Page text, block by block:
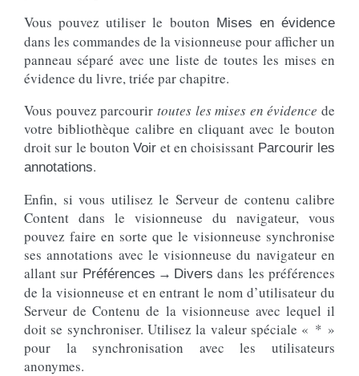
Vous pouvez utiliser le bouton Mises en évidence
dans les commandes de la visionneuse pour afficher un
panneau séparé avec une liste de toutes les mises en
évidence du livre, triée par chapitre.
Vous pouvez parcourir toutes les mises en évidence de
votre bibliothèque calibre en cliquant avec le bouton
droit sur le boutonVoir et en choisissant Parcourir les
annotations.
Enfin, si vous utilisez le Serveur de contenu calibre
Content dans le visionneuse du navigateur, vous
pouvez faire en sorte que le visionneuse synchronise
ses annotations avec le visionneuse du navigateur en
allant sur Préférences → Divers dans les préférences
de la visionneuse et en entrant le nom d’utilisateur du
Serveur de Contenu de la visionneuse avec lequel il
doit se synchroniser. Utilisez la valeur spéciale « * »
pour la synchronisation avec les utilisateurs
anonymes.